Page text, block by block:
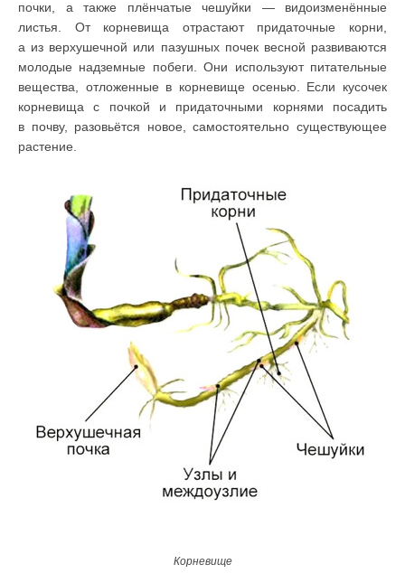
почки, а также плёнчатые чешуйки — видоизменённые
листья. От корневища отрастают придаточные корни,
а из верхушечной или пазушных почек весной развиваются
молодые надземные побеги. Они используют питательные
вещества, отложенные в корневище осенью. Если кусочек
корневища с почкой и придаточными корнями посадить
в почву, разовьётся новое, самостоятельно существующее
растение.
Корневище